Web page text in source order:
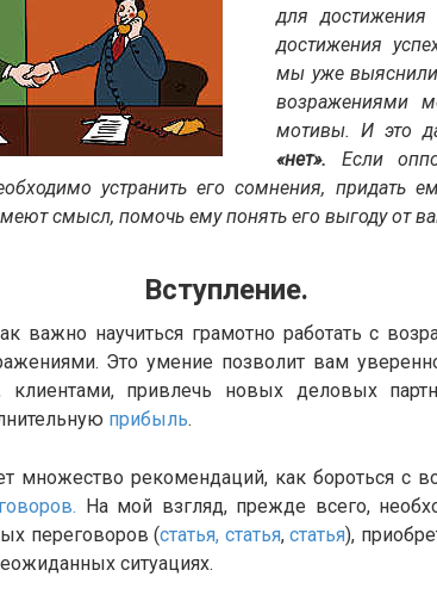
для достижения
достижения
мы уже выяснили
возражениями
мотивы. И это
«нет». Если
устранить его сомнения, придать
смысл, помочь ему понять его выгоду от
научиться грамотно работать с
Это умение позволит вам
клиентами, привлечь новых деловых
прибыль.
рекомендаций, как бороться с
На мой взгляд, прежде всего,
переговоров (статья, статья,статья),
ситуациях.